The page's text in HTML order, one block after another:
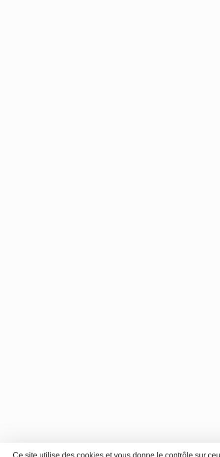
Ce site utilise des cookies et vous donne le contrôle sur